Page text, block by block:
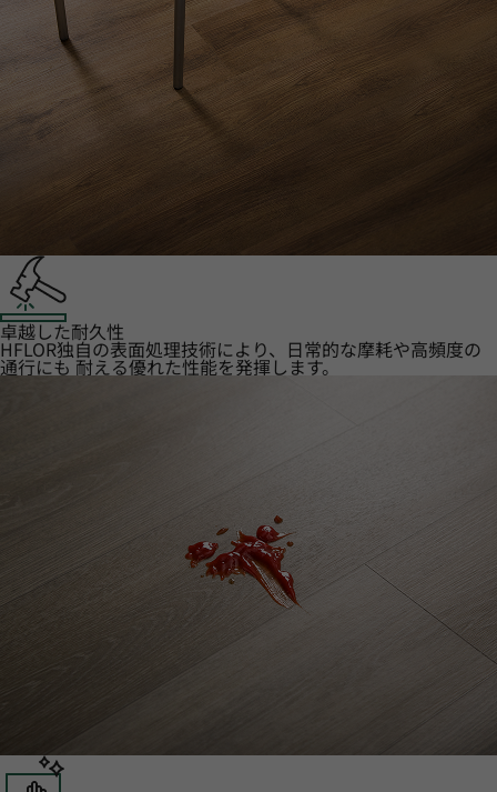
卓越した耐久性
HFLOR独自の表面処理技術により、日常的な摩耗や高頻度の
通行にも 耐える優れた性能を発揮します。